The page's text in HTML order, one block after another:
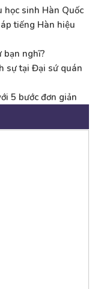
học sinh Hàn Quốc
tiếng Hàn hiệu
bạn nghĩ?
sự tại Đại sứ quán
5 bước đơn giản